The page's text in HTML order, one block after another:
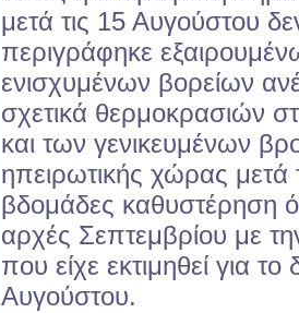
μετά τις 15 Αυγούστου
περιγράφηκε
ενισχυμένων βορείων
σχετικά θερμοκρασιών
και των γενικευμένων
ηπειρωτικής χώρας
βδομάδες καθυστέρηση
αρχές Σεπτεμβρίου με
που είχε εκτιμηθεί για
Αυγούστου.